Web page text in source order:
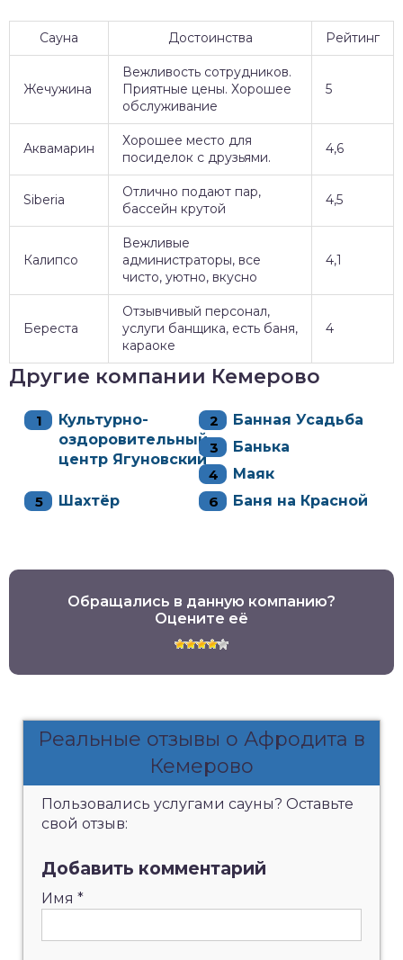
Сауна Достоинства Рейтинг
Жечужина
Вежливость сотрудников.
Приятные цены. Хорошее
обслуживание
5
Аквамарин
Хорошее место для
посиделок с друзьями.
4,6
Siberia
Отлично подают пар,
бассейн крутой
4,5
Калипсо
Вежливые
администраторы, все
чисто, уютно, вкусно
4,1
Береста
Отзывчивый персонал,
услуги банщика, есть баня,
караоке
4
Другие компании Кемерово
Культурно-
оздоровительный
центр Ягуновский
Банная Усадьба
Банька
Маяк
Шахтёр
Баня на Красной
Обращались в данную компанию?
Оцените её
Реальные отзывы о Афродита в
Кемерово
Пользовались услугами сауны? Оставьте
свой отзыв:
Добавить комментарий
Имя *